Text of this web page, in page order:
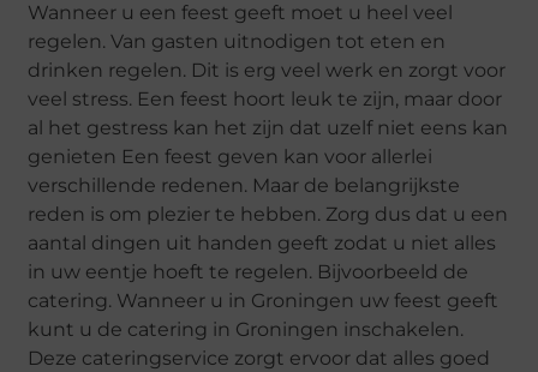
Wanneer u een feest geeft moet u heel veel
regelen. Van gasten uitnodigen tot eten en
drinken regelen. Dit is erg veel werk en zorgt voor
veel stress. Een feest hoort leuk te zijn, maar door
al het gestress kan het zijn dat uzelf niet eens kan
genieten Een feest geven kan voor allerlei
verschillende redenen. Maar de belangrijkste
reden is om plezier te hebben. Zorg dus dat u een
aantal dingen uit handen geeft zodat u niet alles
in uw eentje hoeft te regelen. Bijvoorbeeld de
catering. Wanneer u in Groningen uw feest geeft
kunt u de catering in Groningen inschakelen.
Deze cateringservice zorgt ervoor dat alles goed